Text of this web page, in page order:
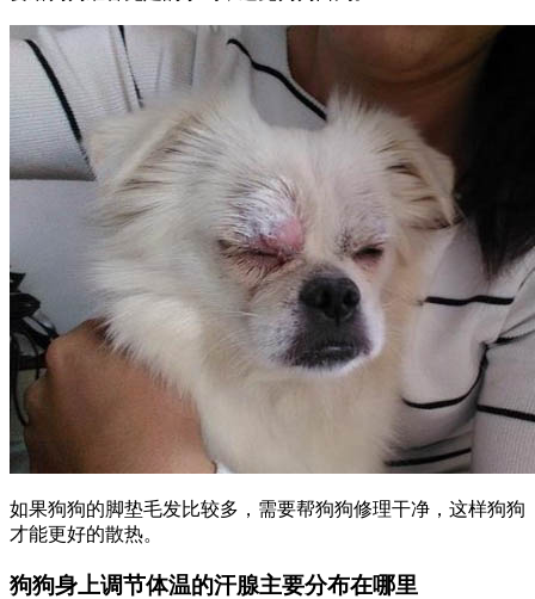
如果狗狗的脚垫毛发比较多，需要帮狗狗修理干净，这样狗狗
才能更好的散热。
狗狗身上调节体温的汗腺主要分布在哪里